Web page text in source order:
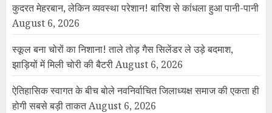
कुदरत मेहरबान, लेकिन व्यवस्था परेशान! बारिश से कांधला हुआ पानी-पानी
August 6, 2026
स्कूल बना चोरों का निशाना! ताले तोड़ गैस सिलेंडर ले उड़े बदमाश,
झाड़ियों में मिली चोरी की बैटरीAugust 6, 2026
ऐतिहासिक स्वागत के बीच बोले नवनिर्वाचित जिलाध्यक्ष समाज की एकता ही
होगी सबसे बड़ी ताकतAugust 6, 2026